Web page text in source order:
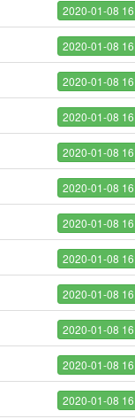
2020-01-08
2020-01-08
2020-01-08
2020-01-08
2020-01-08
2020-01-08
2020-01-08
2020-01-08
2020-01-08
2020-01-08
2020-01-08
2020-01-08